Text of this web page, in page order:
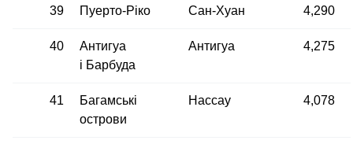
39 Пуерто-Ріко Сан-Хуан 4,290
40
Антигуа
і Барбуда
Антигуа 4,275
41
Багамські
острови
Нассау 4,078